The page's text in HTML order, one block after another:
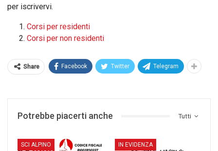
per iscrivervi.
Corsi per residenti
Corsi per non residenti
Share Facebook Twitter Telegram
Tutti
Potrebbe piacerti anche
SCI ALPINO IN EVIDENZA